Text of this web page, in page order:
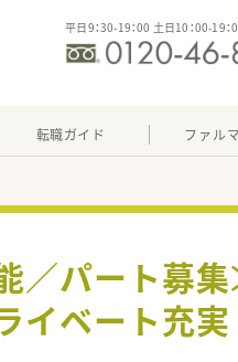
平日9：30-19：00 土日10：00-19：
転職ガイド ファル
／パート募
イベート充実